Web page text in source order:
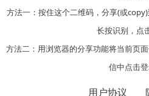
方法一：按住这个二维码，分享(或
长按识别，点
方法二：用浏览器的分享功能将当前页
信中点击登
用户协议